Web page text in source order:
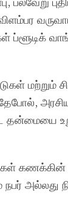
மற்றும்
நபர்